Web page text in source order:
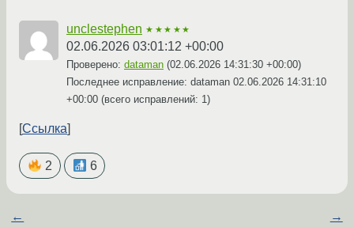
unclestephen ★★★★★
02.06.2026 03:01:12 +00:00
Проверено: dataman (02.06.2026 14:31:30 +00:00)
Последнее исправление: dataman 02.06.2026 14:31:10
+00:00 (всего исправлений: 1)
Ссылка
2 6
← →